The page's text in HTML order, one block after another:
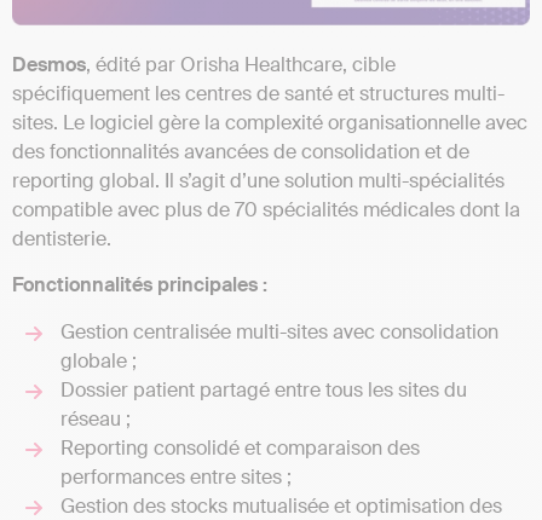
Desmos, édité par Orisha Healthcare, cible
spécifiquement les centres de santé et structures multi-
sites. Le logiciel gère la complexité organisationnelle avec
des fonctionnalités avancées de consolidation et de
reporting global. Il s’agit d’une solution multi-spécialités
compatible avec plus de 70 spécialités médicales dont la
dentisterie.
Fonctionnalités principales :
Gestion centralisée multi-sites avec consolidation
globale ;
Dossier patient partagé entre tous les sites du
réseau ;
Reporting consolidé et comparaison des
performances entre sites ;
Gestion des stocks mutualisée et optimisation des